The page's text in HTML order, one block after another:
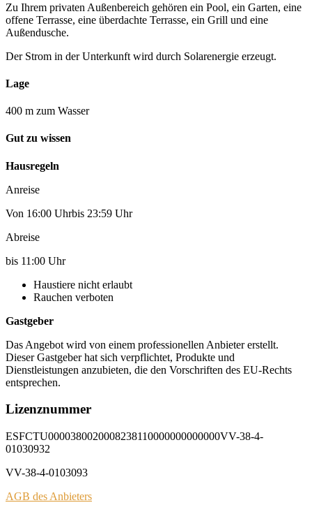
Zu Ihrem privaten Außenbereich gehören ein Pool, ein Garten, eine
offene Terrasse, eine überdachte Terrasse, ein Grill und eine
Außendusche.
Der Strom in der Unterkunft wird durch Solarenergie erzeugt.
Lage
400 m zum Wasser
Gut zu wissen
Hausregeln
Anreise
Von 16:00 Uhrbis 23:59 Uhr
Abreise
bis 11:00 Uhr
Haustiere nicht erlaubt
Rauchen verboten
Gastgeber
Das Angebot wird von einem professionellen Anbieter erstellt.
Dieser Gastgeber hat sich verpflichtet, Produkte und
Dienstleistungen anzubieten, die den Vorschriften des EU-Rechts
entsprechen.
Lizenznummer
ESFCTU0000380020008238110000000000000VV-38-4-
01030932
VV-38-4-0103093
AGB des Anbieters